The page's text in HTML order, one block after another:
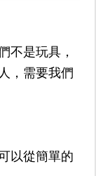
不是玩具，
，需要我們
以從簡單的